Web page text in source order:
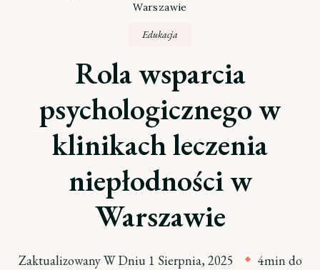
Warszawie
Edukacja
Rola wsparcia
psychologicznego w
klinikach leczenia
niepłodności w
Warszawie
Zaktualizowany W Dniu 1 Sierpnia, 2025
4min do